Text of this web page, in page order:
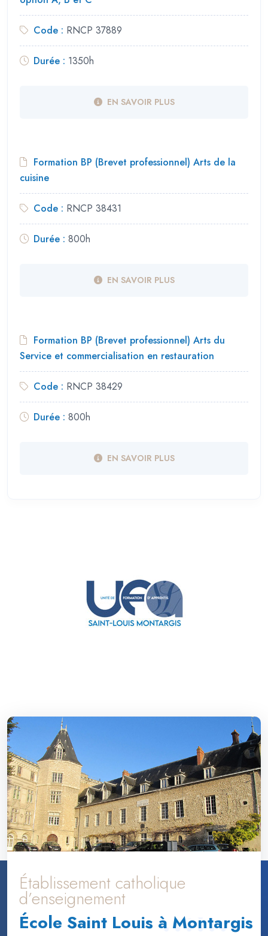
Code : RNCP 37889
Durée : 1350h
EN SAVOIR PLUS
Formation BP (Brevet professionnel) Arts de la
cuisine
Code : RNCP 38431
Durée : 800h
EN SAVOIR PLUS
Formation BP (Brevet professionnel) Arts du
Service et commercialisation en restauration
Code : RNCP 38429
Durée : 800h
EN SAVOIR PLUS
Établissement catholique
d’enseignement
École Saint Louis à Montargis